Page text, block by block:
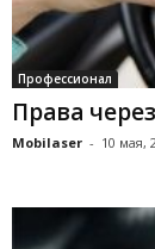
Профессионал
Права
Mobilaser - 10 мая,